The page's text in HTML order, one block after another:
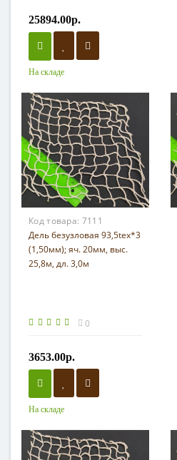
25894.00р.
На складе
Код товара: 7111
Дель безузловая 93,5tex*3
(1,50мм); яч. 20мм, выс.
25,8м, дл. 3,0м
0
3653.00р.
На складе